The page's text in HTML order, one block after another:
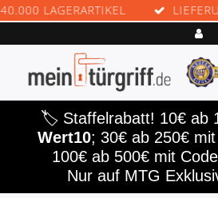
LAGERARTIKEL
🏷️ Staffelrabatt! 10€ ab
Wert10; 30€ ab 250€
100€ ab 500€ mit Code
Nur auf MTG